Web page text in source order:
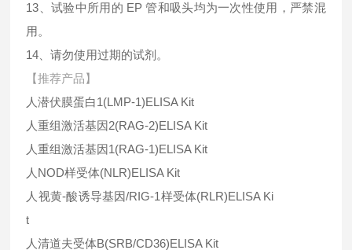
13、试验中所用的 EP 管和吸头均为一次性使用，严禁混
用。
14、请勿使用过期的试剂。
【推荐产品】
人潜伏膜蛋白1(LMP-1)ELISA Kit
人重组激活基因2(RAG-2)ELISA Kit
人重组激活基因1(RAG-1)ELISA Kit
人 NOD样受体(NLR)ELISA Kit
人视黄-酸诱导基因/RIG-1样受体(RLR)ELISA Ki
t
人清道夫受体B(SRB/CD36)ELISA Kit